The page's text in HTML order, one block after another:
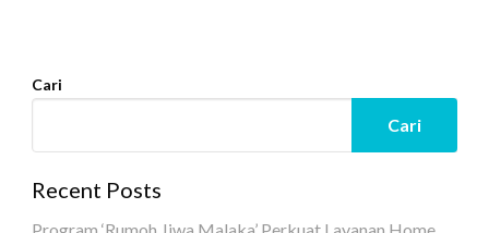
Cari
Cari
Recent Posts